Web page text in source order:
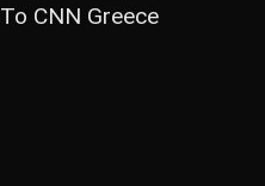
Το CNN Greece